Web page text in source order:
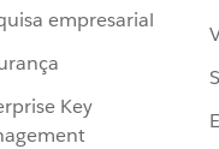
empresarial
Key